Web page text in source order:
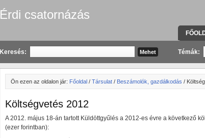
Érdi csatornázás
Keresés: Témák:
Ön ezen az oldalon jár: Főoldal / Társulat / Beszámolók, gazdálkodás /
Költségvetés 2012
A 2012. május 18-án tartott Küldöttgyűlés a 2012-es évre a következő
(ezer forintban):